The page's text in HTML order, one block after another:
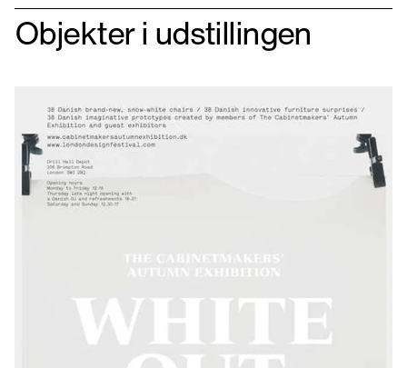
Objekter i udstillingen